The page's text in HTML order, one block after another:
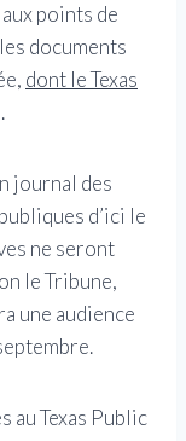
points de
documents
dont le Texas
journal des
d’ici le
ne seront
le Tribune,
une audience
au Texas Public